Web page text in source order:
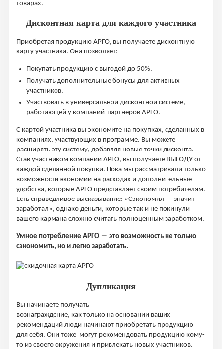
товарах.
Дисконтная карта для каждого участника
Приобретая продукцию АРГО, вы получаете дисконтную
карту участника. Она позволяет:
Покупать продукцию с выгодой до 50%.
Получать дополнительные бонусы для активных
участников.
Участвовать в универсальной дисконтной системе,
работающей у компаний-партнеров АРГО.
С картой участника вы экономите на покупках, сделанных в
компаниях, участвующих в программе. Вы можете
расширять эту систему, добавляя новые точки дисконта.
Став участником компании АРГО, вы получаете ВЫГОДУ от
каждой сделанной покупки. Пока мы рассматривали только
возможности экономии на расходах и дополнительные
удобства, которые АРГО представляет своим потребителям.
Есть справедливое высказывание: «Сэкономил — значит
заработал», однако деньги, которые так и не покинули
вашего кармана сложно считать полноценным заработком.
Умное потребление АРГО ― это возможность не только
сэкономить, но и легко заработать.
Дупликация
Вы начинаете получать
вознаграждение, как только на основании ваших
рекомендаций люди начинают приобретать продукцию
для себя. Они тоже могут рекомендовать продукцию кому-
то из своего окружения и привлекать новых участников.